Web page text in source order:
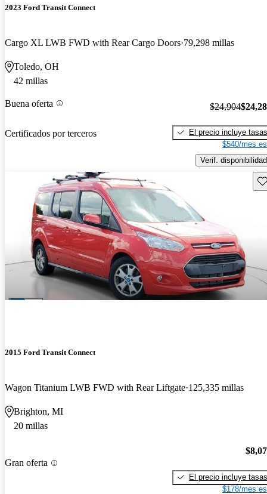
2023 Ford Transit Connect
Cargo XL LWB FWD with Rear Cargo Doors 79,298 millas
Toledo, OH
42 millas
Buena oferta
Certificados por terceros
$24,904
El precio incluye tasas
$540/mes
Verif. disponibilidad
2015 Ford Transit Connect
Wagon Titanium LWB FWD with Rear Liftgate 125,335 millas
Brighton, MI
20 millas
Gran oferta
El precio incluye tasas
$178/mes